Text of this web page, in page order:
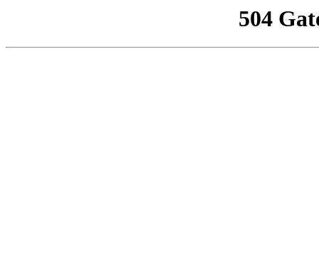
504